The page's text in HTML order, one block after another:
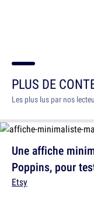
PLUS DE
Les plus lus par nos
Une affiche
Poppins, pour
Etsy